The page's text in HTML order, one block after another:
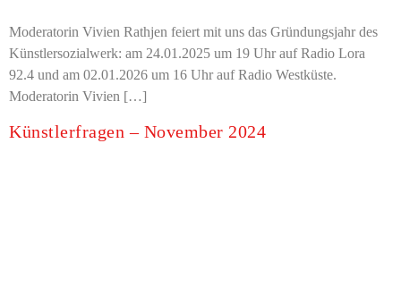
Moderatorin Vivien Rathjen feiert mit uns das Gründungsjahr des
Künstlersozialwerk: am 24.01.2025 um 19 Uhr auf Radio Lora
92.4 und am 02.01.2026 um 16 Uhr auf Radio Westküste.
Moderatorin Vivien […]
Künstlerfragen – November 2024